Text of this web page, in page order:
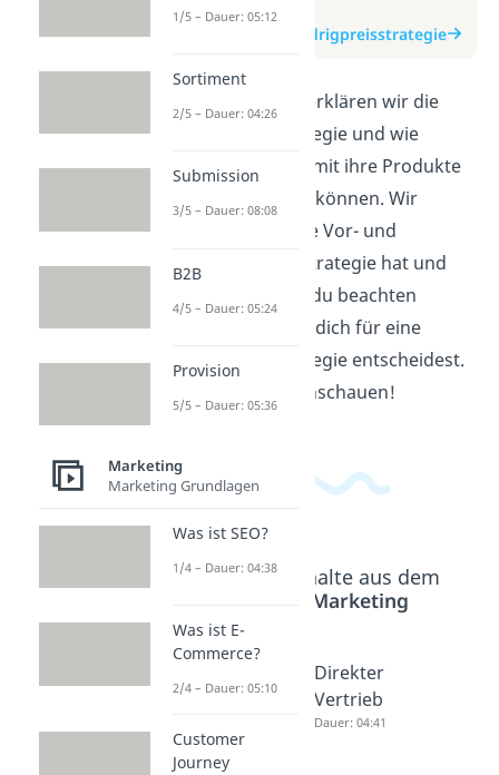
zum Video
zum Beitrag: Niedrigpreisstrategie
In diesem Video erklären wir die
Niedrigpreisstrategie und wie
Unternehmen damit ihre Produkte
günstig anbieten können. Wir
zeigen dir, welche Vor- und
Nachteile diese Strategie hat und
welche Faktoren du beachten
solltest, wenn du dich für eine
Niedrigpreisstrategie entscheidest.
Viel Spaß beim Anschauen!
Beliebte Inhalte aus dem
Marketing
ionsstra
Dauer: 03:42
gstrateg
Dauer: 03:09
Direkter
Vertrieb
Dauer: 04:41
1/5 – Dauer: 05:12
Sortiment
2/5 – Dauer: 04:26
Submission
3/5 – Dauer: 08:08
B2B
4/5 – Dauer: 05:24
Provision
5/5 – Dauer: 05:36
Marketing
Marketing Grundlagen
Was ist SEO?
1/4 – Dauer: 04:38
Was ist E-
Commerce?
2/4 – Dauer: 05:10
Customer
Journey